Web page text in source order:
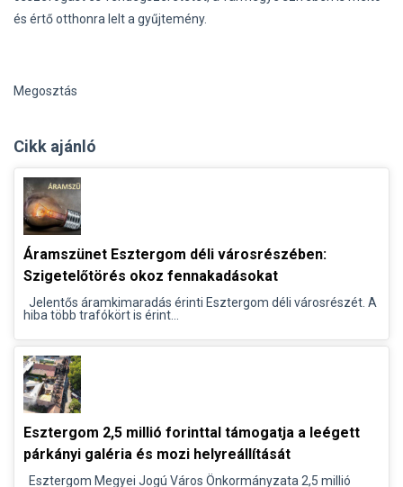
és értő otthonra lelt a gyűjtemény.
Megosztás
Cikk ajánló
Áramszünet Esztergom déli városrészében:
Szigetelőtörés okoz fennakadásokat
Jelentős áramkimaradás érinti Esztergom déli városrészét. A
hiba több trafókört is érint...
Esztergom 2,5 millió forinttal támogatja a leégett
párkányi galéria és mozi helyreállítását
Esztergom Megyei Jogú Város Önkormányzata 2,5 millió